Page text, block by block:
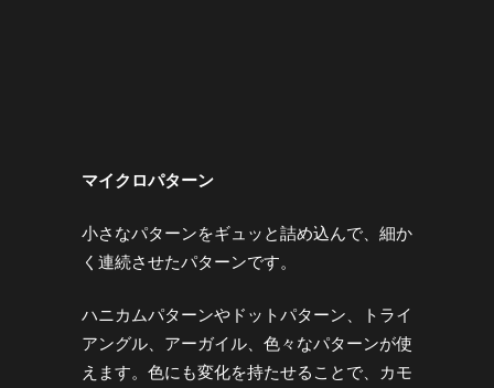
マイクロパターン
小さなパターンをギュッと詰め込んで、細か
く連続させたパターンです。
ハニカムパターンやドットパターン、トライ
アングル、アーガイル、色々なパターンが使
えます。色にも変化を持たせることで、カモ